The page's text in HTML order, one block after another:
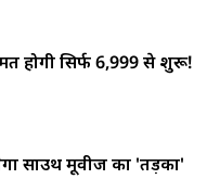
होगी सिर्फ 6,999 से शुरू!
साउथ मूवीज का 'तड़का'